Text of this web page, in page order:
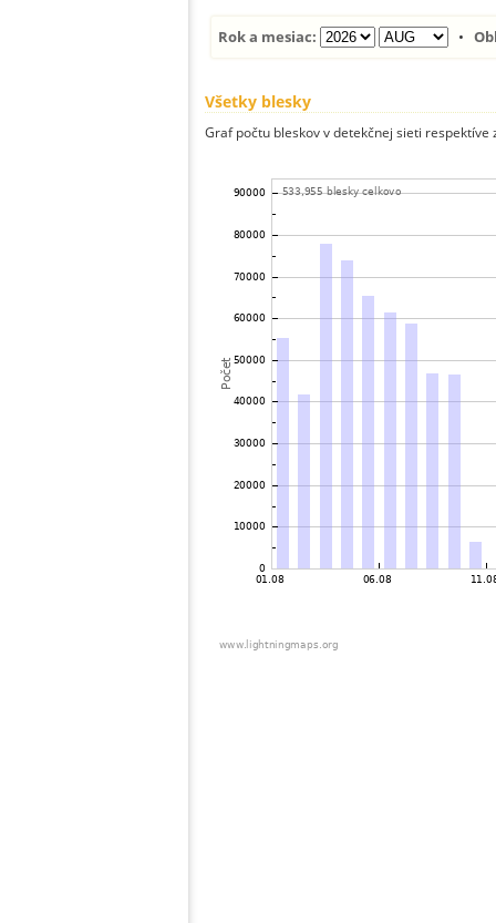
Rok a mesiac: •
Všetky blesky
Graf počtu bleskov v detekčnej sieti respektíve